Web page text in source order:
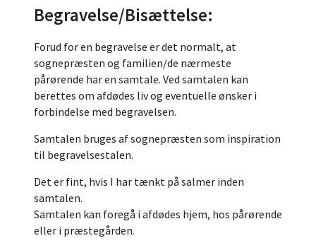
Begravelse/Bisættelse:
Forud for en begravelse er det normalt, at
sognepræsten og familien/de nærmeste
pårørende har en samtale. Ved samtalen kan
berettes om afdødes liv og eventuelle ønsker i
forbindelse med begravelsen.
Samtalen bruges af sognepræsten som inspiration
til begravelsestalen.
Det er fint, hvis I har tænkt på salmer inden
samtalen.
Samtalen kan foregå i afdødes hjem, hos pårørende
eller i præstegården.